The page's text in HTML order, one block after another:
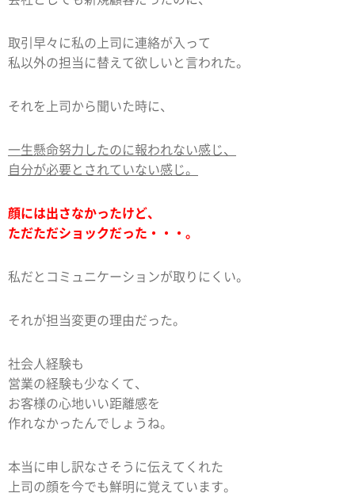
取引早々に私の上司に連絡が入って
私以外の担当に替えて欲しいと言われた。
それを上司から聞いた時に、
一生懸命努力したのに報われない感じ、
自分が必要とされていない感じ。
顔には出さなかったけど、
ただただショックだった・・・。
私だとコミュニケーションが取りにくい。
それが担当変更の理由だった。
社会人経験も
営業の経験も少なくて、
お客様の心地いい距離感を
作れなかったんでしょうね。
本当に申し訳なさそうに伝えてくれた
上司の顔を今でも鮮明に覚えています。